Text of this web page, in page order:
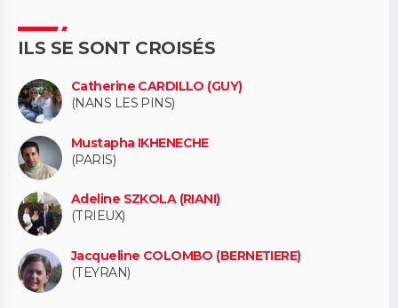
ILS SE SONT CROISÉS
Catherine CARDILLO (GUY)
(NANS LES PINS)
Mustapha IKHENECHE
(PARIS)
Adeline SZKOLA (RIANI)
(TRIEUX)
Jacqueline COLOMBO (BERNETIERE)
(TEYRAN)